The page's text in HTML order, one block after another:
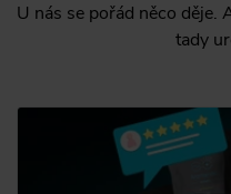
U nás se pořád něco děje.
tady